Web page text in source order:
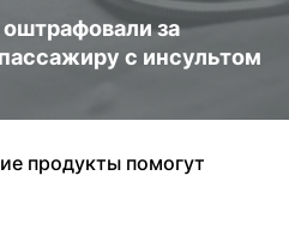
за
с инсультом
продукты помогут